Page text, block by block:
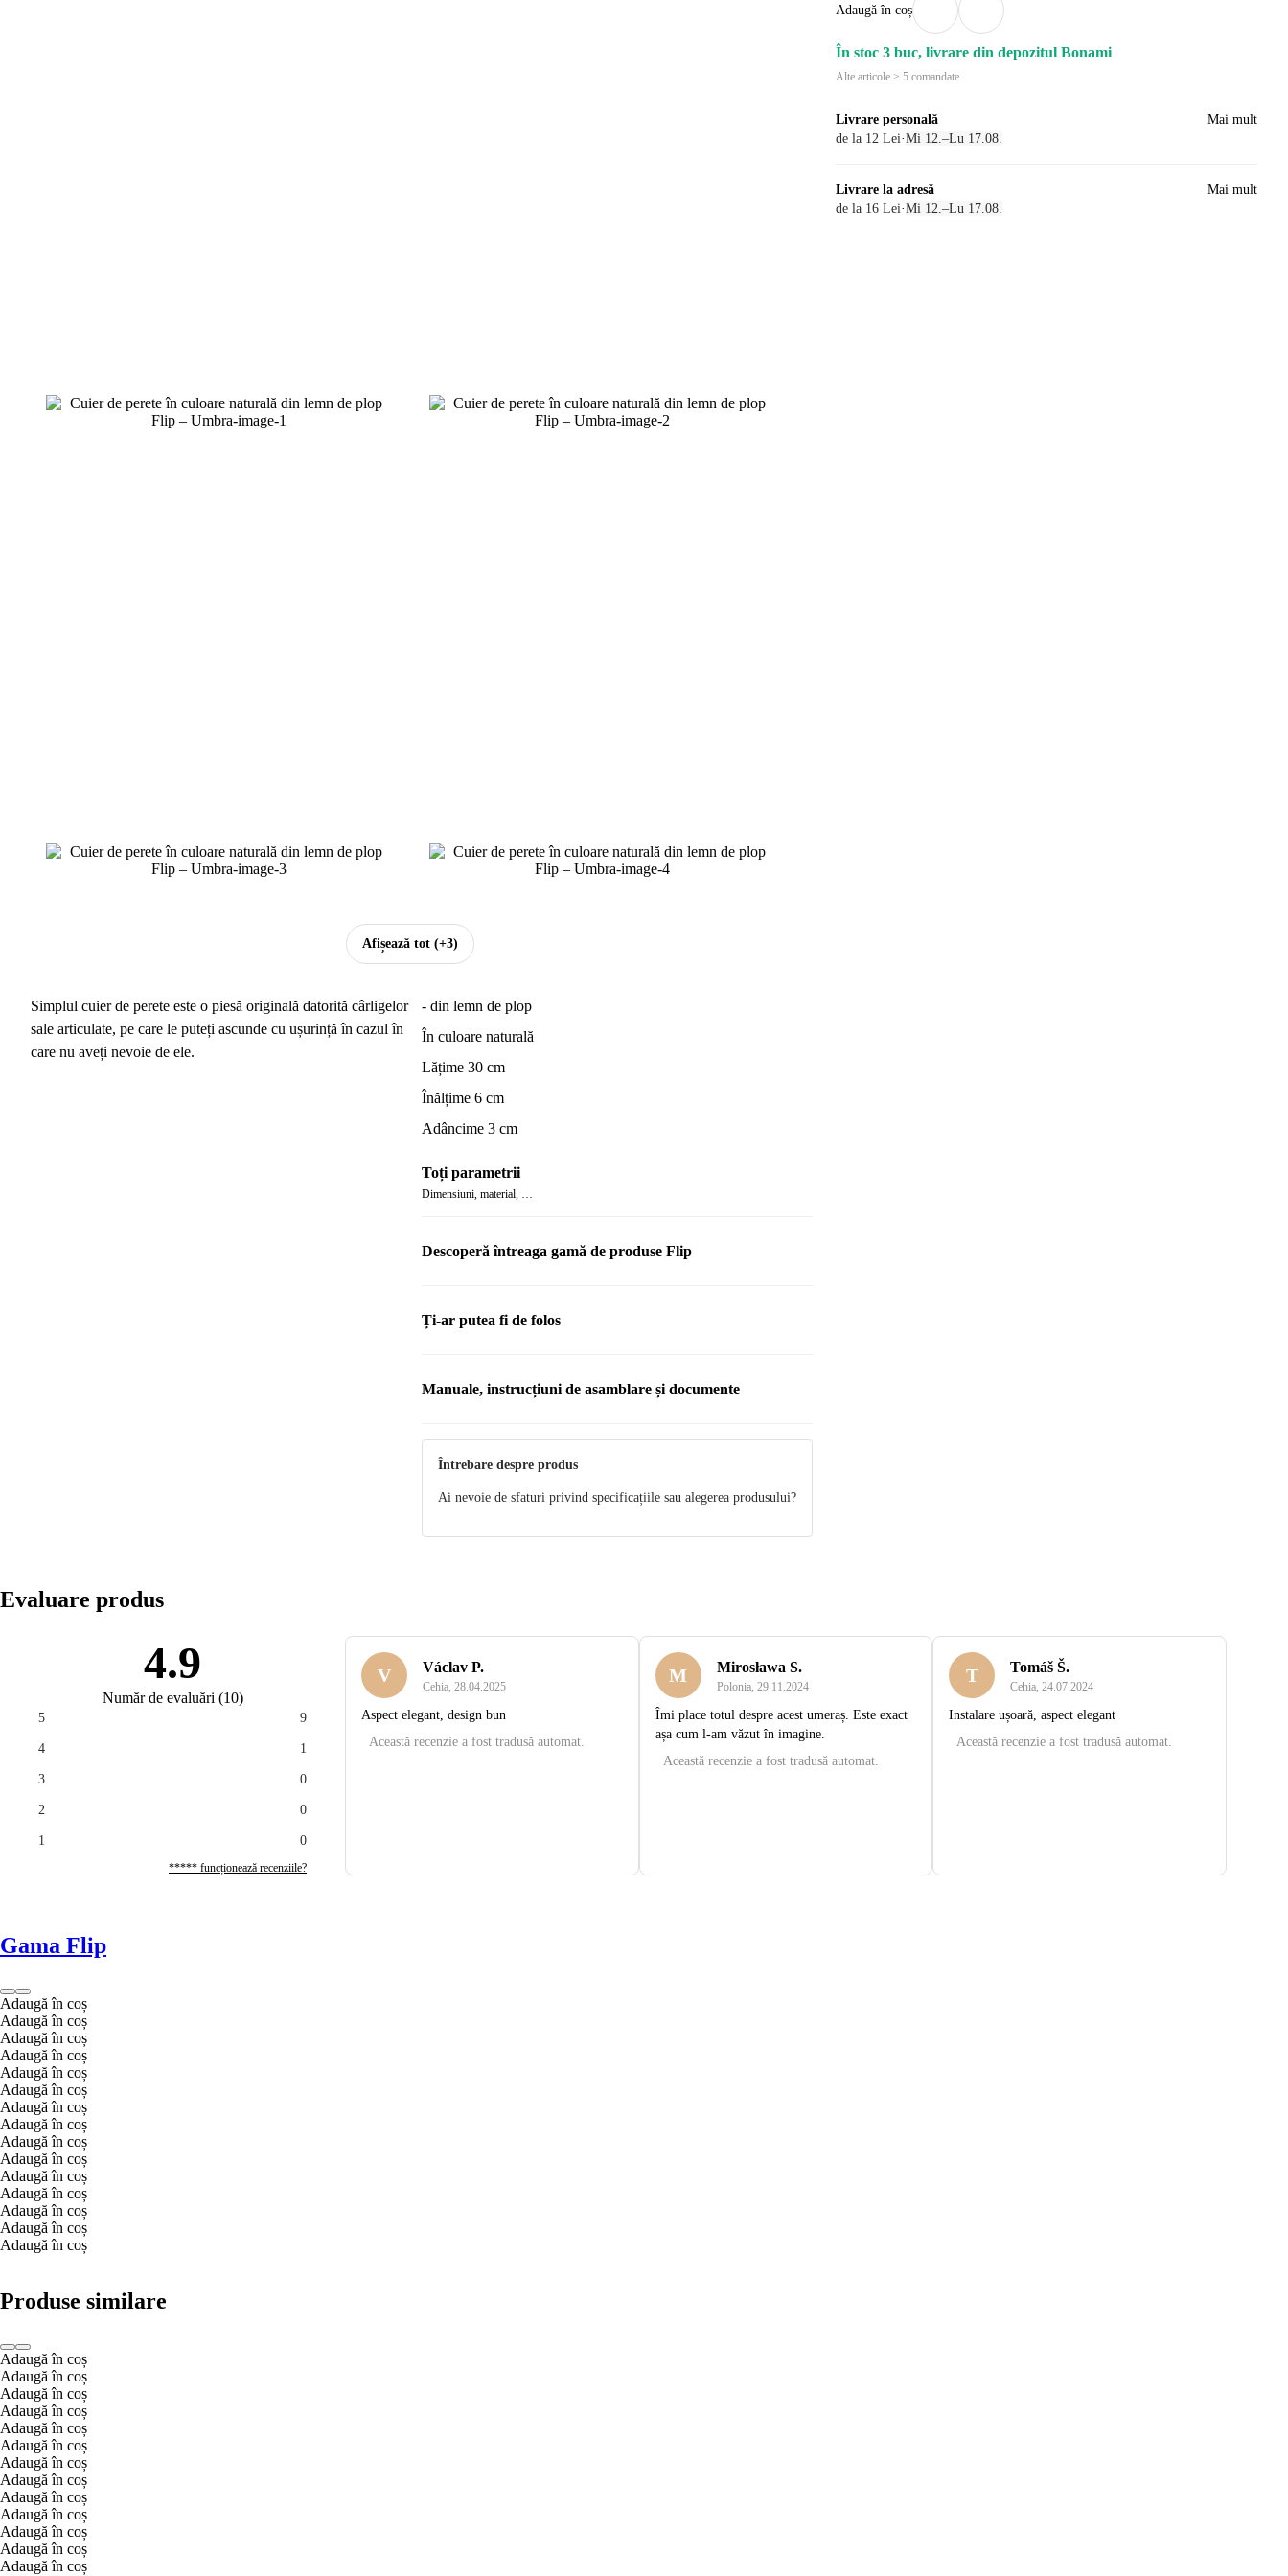
Afișează tot (+3)
Adaugă în coș
În stoc 3 buc, livrare din depozitul Bonami
Alte articole > 5 comandate
Livrare personală
de la 12 Lei·Mi 12.–Lu 17.08.
Mai mult
Livrare la adresă
de la 16 Lei·Mi 12.–Lu 17.08.
Mai mult
Simplul cuier de perete este o piesă originală datorită cârligelor
sale articulate, pe care le puteți ascunde cu ușurință în cazul în
care nu aveți nevoie de ele.
- din lemn de plop
În culoare naturală
Lățime 30 cm
Înălțime 6 cm
Adâncime 3 cm
Toți parametrii
Dimensiuni, material, …
Descoperă întreaga gamă de produse Flip
Ți-ar putea fi de folos
Manuale, instrucțiuni de asamblare și documente
Întrebare despre produs
Ai nevoie de sfaturi privind specificațiile sau alegerea produsului?
Evaluare produs
4.9
Număr de evaluări (10)
5 9
4 1
3 0
2 0
1 0
***** funcționează recenziile?
V Václav P.
Cehia, 28.04.2025
Aspect elegant, design bun
Această recenzie a fost tradusă automat.
M Mirosława S.
Polonia, 29.11.2024
Îmi place totul despre acest umeraș. Este exact
așa cum l-am văzut în imagine.
Această recenzie a fost tradusă automat.
T Tomáš Š.
Cehia,24.07.2024
Instalare ușoară, aspect elegant
Această recenzie a fost tradusă automat.
Gama Flip
Adaugă în coș
Adaugă în coș
Adaugă în coș
Adaugă în coș
Adaugă în coș
Adaugă în coș
Adaugă în coș
Adaugă în coș
Adaugă în coș
Adaugă în coș
Adaugă în coș
Adaugă în coș
Adaugă în coș
Adaugă în coș
Adaugă în coș
Produse similare
Adaugă în coș
Adaugă în coș
Adaugă în coș
Adaugă în coș
Adaugă în coș
Adaugă în coș
Adaugă în coș
Adaugă în coș
Adaugă în coș
Adaugă în coș
Adaugă în coș
Adaugă în coș
Adaugă în coș